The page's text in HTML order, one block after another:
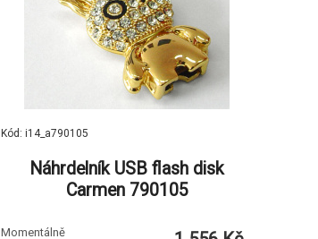
Kód: i14_a790105
Náhrdelník USB flash disk
Carmen 790105
Momentálně